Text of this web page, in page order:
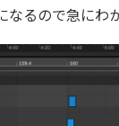
なるので急にわ